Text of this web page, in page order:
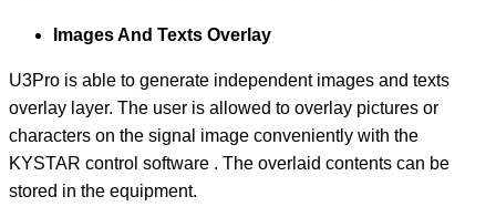
Images And Texts Overlay
U3Pro is able to generate independent images and texts
overlay layer. The user is allowed to overlay pictures or
characters on the signal image conveniently with the
KYSTAR control software . The overlaid contents can be
stored in the equipment.